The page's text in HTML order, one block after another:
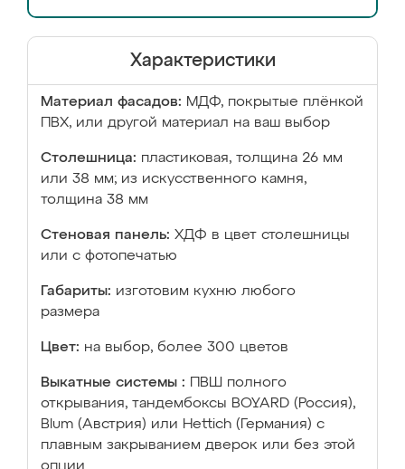
Характеристики
Материал фасадов: МДФ, покрытые плёнкой
ПВХ, или другой материал на ваш выбор
Столешница: пластиковая, толщина 26 мм
или 38 мм; из искусственного камня,
толщина 38 мм
Стеновая панель: ХДФ в цвет столешницы
или с фотопечатью
Габариты: изготовим кухню любого
размера
Цвет: на выбор, более 300 цветов
Выкатные системы :
ПВШ полного
открывания, тандембоксы BOYARD (Россия),
Blum (Австрия) или Hettich (Германия) с
плавным закрыванием дверок или без этой